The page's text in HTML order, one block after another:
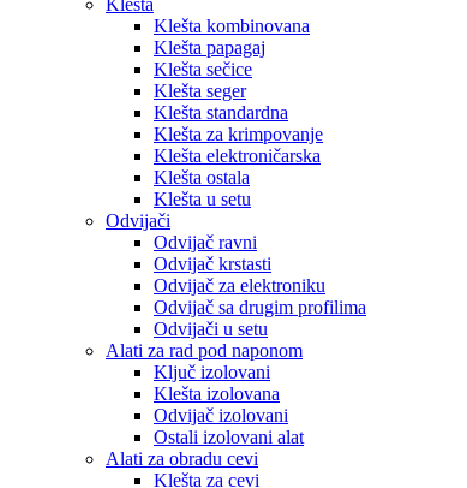
Klešta
Klešta kombinovana
Klešta papagaj
Klešta sečice
Klešta seger
Klešta standardna
Klešta za krimpovanje
Klešta elektroničarska
Klešta ostala
Klešta u setu
Odvijači
Odvijač ravni
Odvijač krstasti
Odvijač za elektroniku
Odvijač sa drugim profilima
Odvijači u setu
Alati za rad pod naponom
Ključ izolovani
Klešta izolovana
Odvijač izolovani
Ostali izolovani alat
Alati za obradu cevi
Klešta za cevi